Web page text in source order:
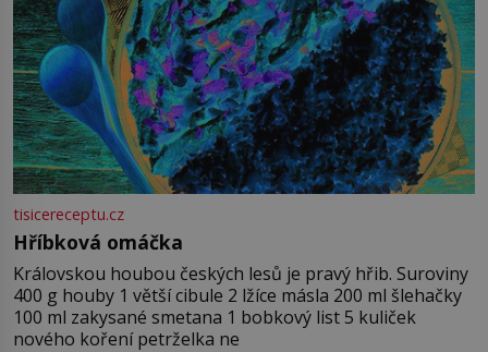
tisicereceptu.cz
Hříbková omáčka
Královskou houbou českých lesů je pravý hřib. Suroviny
400 g houby 1 větší cibule 2 lžíce másla 200 ml šlehačky
100 ml zakysané smetana 1 bobkový list 5 kuliček
nového koření petrželka ne